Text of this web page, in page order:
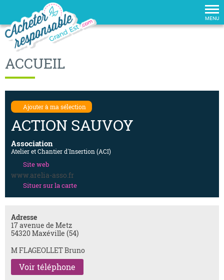
MENU
ACCUEIL
Ajouter à ma sélection
ACTION SAUVOY
Association
Atelier et Chantier d'Insertion (ACI)
Site web
www.arelia-asso.fr
Situer sur la carte
Adresse
17 avenue de Metz
54320 Maxéville (54)
M FLAGEOLLET Bruno
Voir téléphone